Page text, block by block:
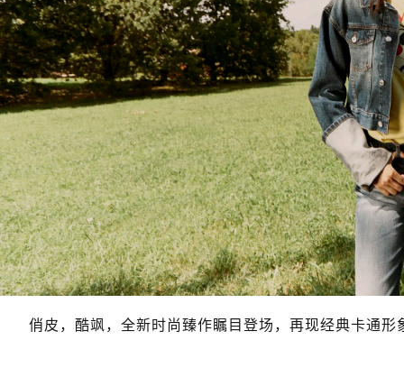
俏皮，酷飒，全新时尚臻作瞩目登场，再现经典卡通形